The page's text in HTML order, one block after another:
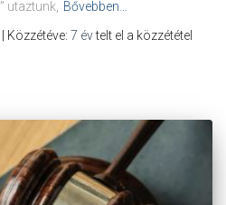
utaztunk, Bővebben…
| Közzétéve: 7 évtelt el a közzététel